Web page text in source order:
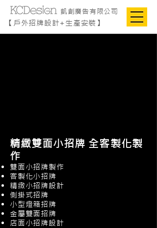
凱創廣告有限公司
【戶外招牌設計+生產安裝】
精緻雙面小招牌 全客製化製
作
雙面小招牌製作
客製化小招牌
精緻小招牌設計
側掛式招牌
小型燈箱招牌
金屬雙面招牌
店面小招牌設計